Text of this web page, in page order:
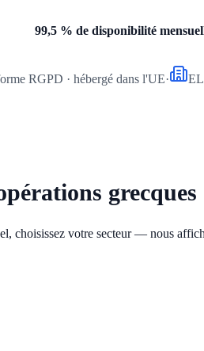
99,5 % de disponibilité
RGPD · hébergé dans l'UE·
grecques
choisissez votre secteur — nous